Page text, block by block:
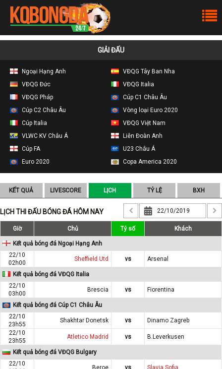
GIẢI ĐẤU
Ngoại Hạng Anh
VĐQG Tây Ban Nha
VĐQG Đức
VĐQG Italia
VĐQG Pháp
Cúp C1 Châu Âu
Cúp C2 Châu Âu
Vòng loại Euro 2020
Cúp Italia
VĐQG Việt Nam
VLWC KV Châu Á
Liên Đoàn Anh
Cúp FA
U23 Châu Á
Euro 2020
Copa America 2020
KẾT QUẢ LIVESCORE LỊCH TỶ LỆ BXH
LỊCH THI ĐẤU BÓNG ĐÁ HÔM NAY
Giờ Chủ Tỷ số Khách
Kết quả bóng đá Ngoại Hạng Anh
22/10
02h00
Sheffield Utd vs Arsenal
Kết quả bóng đá VĐQG Italia
22/10
03h00
Brescia vs Fiorentina
Kết quả bóng đá Cúp C1 Châu Âu
22/10
23h55
Shakhtar Donetsk vs
Dinamo Zagreb
22/10
23h55
Atletico Madrid vs B.Leverkusen
Kết quả bóng đá VĐQG Bulgary
22/10
Beroe vs Slavia Sofia